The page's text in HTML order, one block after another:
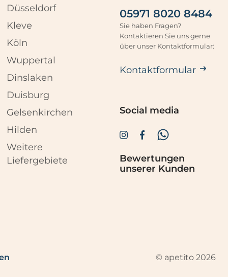
Düsseldorf
Kleve
Köln
Wuppertal
Dinslaken
Duisburg
Gelsenkirchen
Hilden
Weitere
Liefergebiete
05971 8020 8484
Sie haben Fragen?
Kontaktieren Sie uns gerne
über unser Kontaktformular:
Kontaktformular
Social media
Bewertungen
unserer Kunden
© apetito 2026